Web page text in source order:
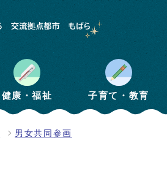
健康・福祉 子育て・教育
男女共同参画